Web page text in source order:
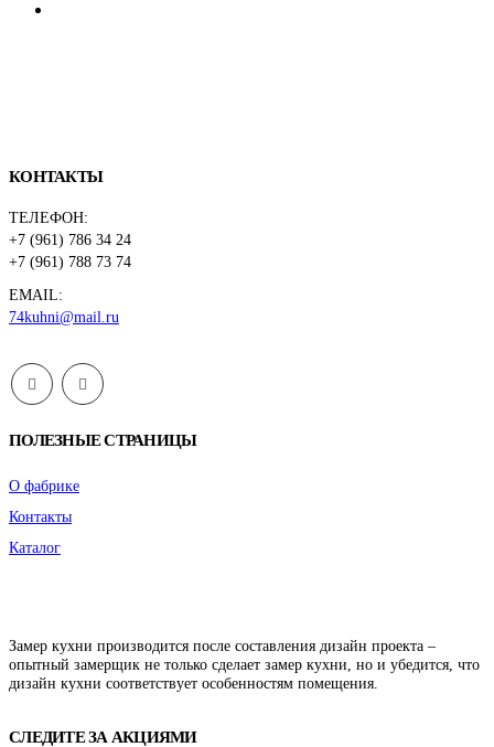
КОНТАКТЫ
ТЕЛЕФОН:
+7 (961) 786 34 24
+7 (961) 788 73 74
EMAIL:
74kuhni@mail.ru
ПОЛЕЗНЫЕ СТРАНИЦЫ
О фабрике
Контакты
Каталог
Замер кухни производится после составления дизайн проекта –
опытный замерщик не только сделает замер кухни, но и убедится, что
дизайн кухни соответствует особенностям помещения.
СЛЕДИТЕ ЗА АКЦИЯМИ